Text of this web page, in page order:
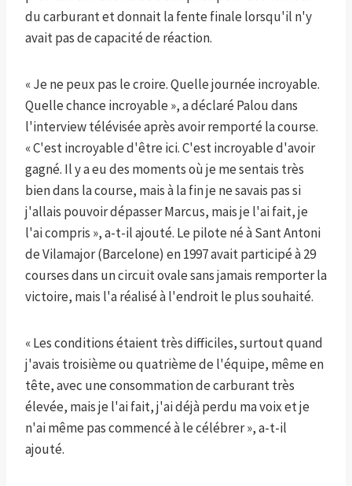
du carburant et donnait la fente finale lorsqu'il n'y
avait pas de capacité de réaction.
« Je ne peux pas le croire. Quelle journée incroyable.
Quelle chance incroyable », a déclaré Palou dans
l'interview télévisée après avoir remporté la course.
« C'est incroyable d'être ici. C'est incroyable d'avoir
gagné. Il y a eu des moments où je me sentais très
bien dans la course, mais à la fin je ne savais pas si
j'allais pouvoir dépasser Marcus, mais je l'ai fait, je
l'ai compris », a-t-il ajouté. Le pilote né à Sant Antoni
de Vilamajor (Barcelone) en 1997 avait participé à 29
courses dans un circuit ovale sans jamais remporter la
victoire, mais l'a réalisé à l'endroit le plus souhaité.
« Les conditions étaient très difficiles, surtout quand
j'avais troisième ou quatrième de l'équipe, même en
tête, avec une consommation de carburant très
élevée, mais je l'ai fait, j'ai déjà perdu ma voix et je
n'ai même pas commencé à le célébrer », a-t-il
ajouté.